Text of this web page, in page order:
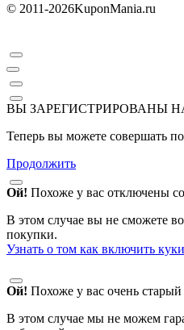
© 2011-2026KuponMania.ru
ВЫ ЗАРЕГИСТРИРОВАНЫ
Теперь вы можете совершать
Продолжить
Ой! Похоже у вас отключены
В этом случае вы не сможете
покупки.
Узнать о том как включить
Ой! Похоже у вас очень старый
В этом случае мы не можем